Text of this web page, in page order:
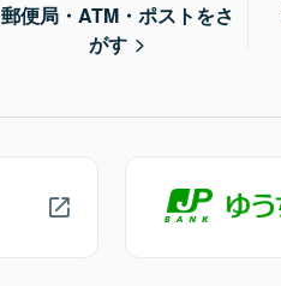
郵便局・ATM・ポストをさ
がす